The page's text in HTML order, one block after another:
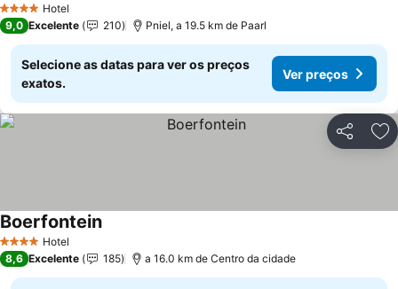
4 EstrelasHotel
9,0 Excelente 210 Pniel, a 19.5 km de Paarl
Selecione as datas para ver os preços
exatos.
Ver preços
Partilhar
4 EstrelasHotel
BoerfonteinVer preços
8,6 Excelente 185 a 16.0 km de Centro da cidade